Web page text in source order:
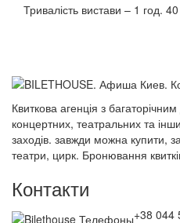
Тривалість вистави – 1 год.
Квиткова агенція з
концертних, театральних та
заходів. завжди можна купити,
театри, цирк. Бронювання
Контакти
+38 044